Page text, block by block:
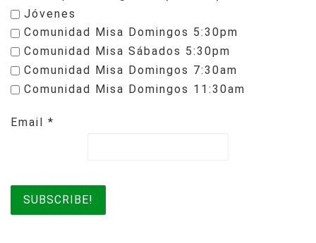
Jóvenes
Comunidad Misa Domingos 5:30pm
Comunidad Misa Sábados 5:30pm
Comunidad Misa Domingos 7:30am
Comunidad Misa Domingos 11:30am
Email *